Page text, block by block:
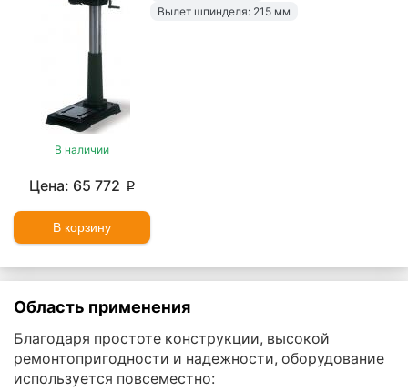
В наличии
65 772 p
В корзину
Вылет шпинделя: 215 мм
Область применения
Благодаря простоте конструкции, высокой
ремонтопригодности и надежности, оборудование
используется повсеместно: